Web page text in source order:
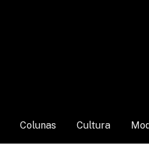
Colunas Cultura